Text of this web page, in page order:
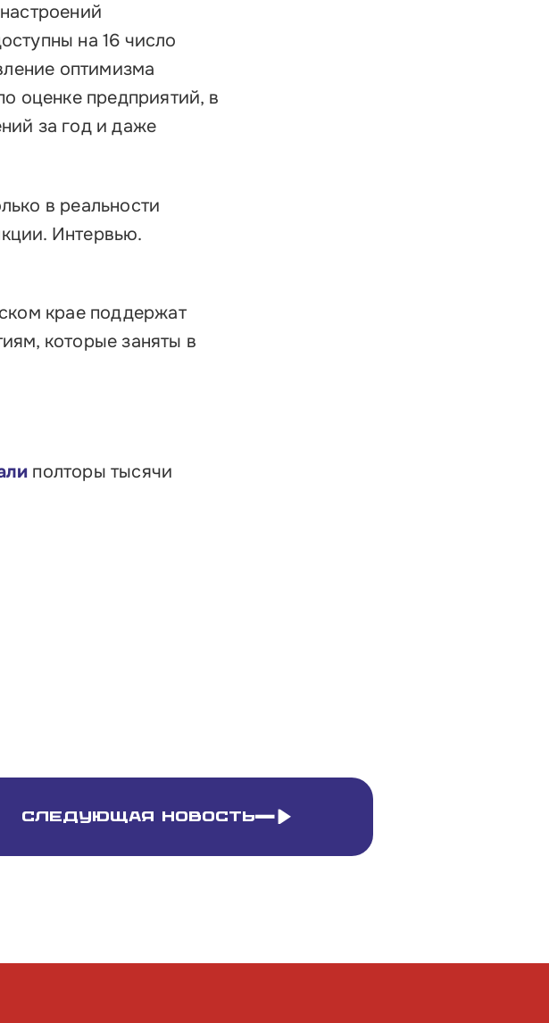
на 16 число
оптимизма
оценке предприятий, в
за год и даже
в реальности
Интервью.
крае поддержат
которые заняты в
полторы тысячи
Следующая новость